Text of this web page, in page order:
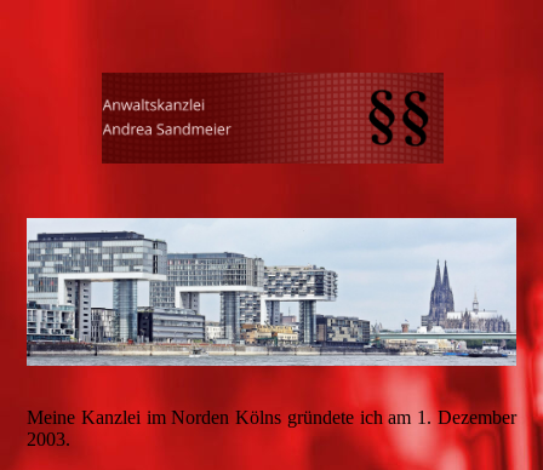
Meine Kanzlei im Norden Kölns gründete ich am 1. Dezember
2003.